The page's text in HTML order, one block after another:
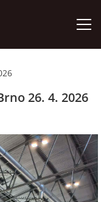
26. 4. 2026